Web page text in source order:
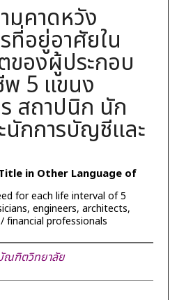
มคาดหวัง
ที่อยู่อาศัยใน
ของผู้ประกอบ
พ 5 แขนง
สถาปนิก นัก
นักการบัญชีและ
in Other Language of
for each life interval of 5
engineers, architects,
financial professionals
ณฑิตวิทยาลัย